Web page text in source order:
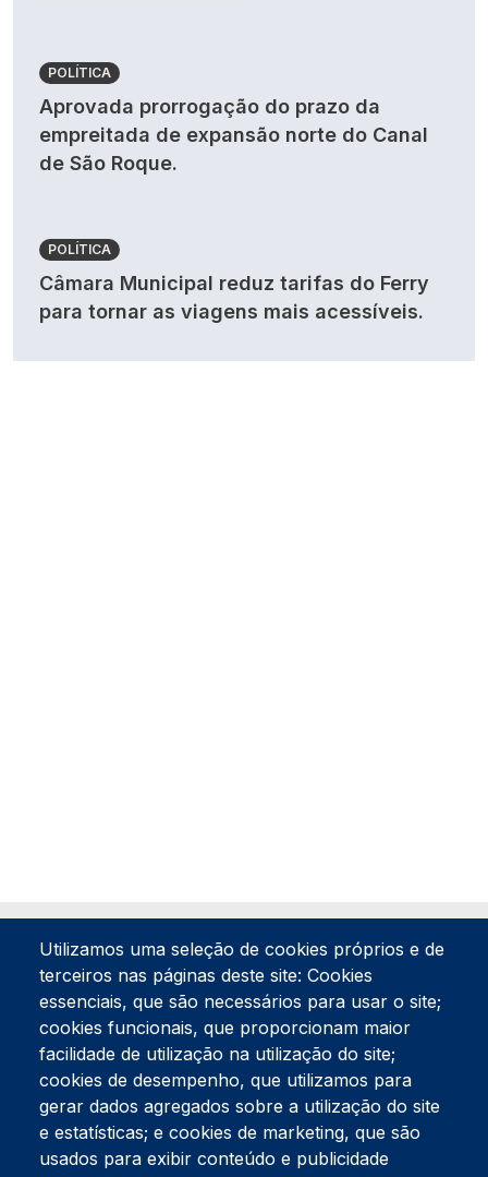
POLÍTICA
Aprovada prorrogação do prazo da
empreitada de expansão norte do Canal
de São Roque.
POLÍTICA
Câmara Municipal reduz tarifas do Ferry
para tornar as viagens mais acessíveis.
Tel:234 390 100Fax:234 390 100
Endereço Postal
Apartado 42
Rua Gil Eanes 31
3834-908 Gafanha da Nazaré
Utilizamos uma seleção de cookies próprios e de
terceiros nas páginas deste site: Cookies
essenciais, que são necessários para usar o site;
cookies funcionais, que proporcionam maior
facilidade de utilização na utilização do site;
cookies de desempenho, que utilizamos para
gerar dados agregados sobre a utilização do site
e estatísticas; e cookies de marketing, que são
usados para exibir conteúdo e publicidade